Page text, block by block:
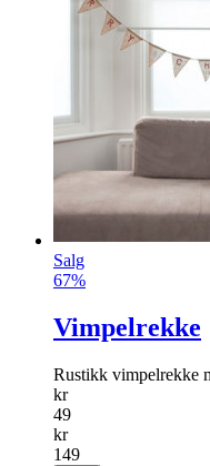
Salg
67%
Vimpelrekke
Rustikk vimpelrekke
kr
49
kr
149